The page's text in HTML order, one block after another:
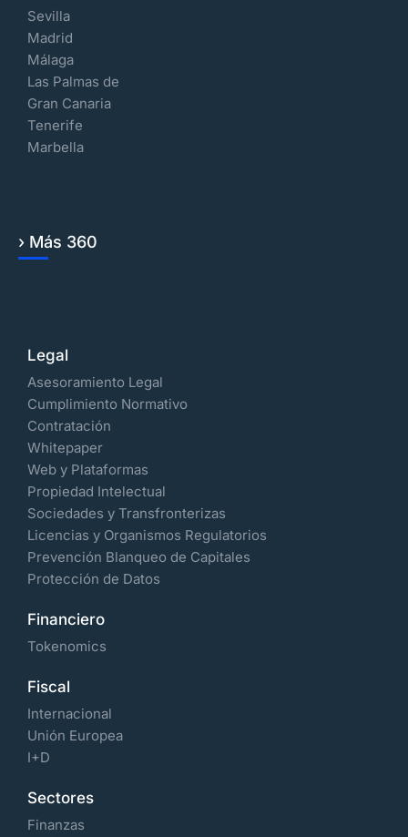
Sevilla
Madrid
Málaga
Las Palmas de
Gran Canaria
Tenerife
Marbella
› Más 360
Legal
Asesoramiento Legal
Cumplimiento Normativo
Contratación
Whitepaper
Web y Plataformas
Propiedad Intelectual
Sociedades y Transfronterizas
Licencias y Organismos Regulatorios
Prevención Blanqueo de Capitales
Protección de Datos
Financiero
Tokenomics
Fiscal
Internacional
Unión Europea
I+D
Sectores
Finanzas